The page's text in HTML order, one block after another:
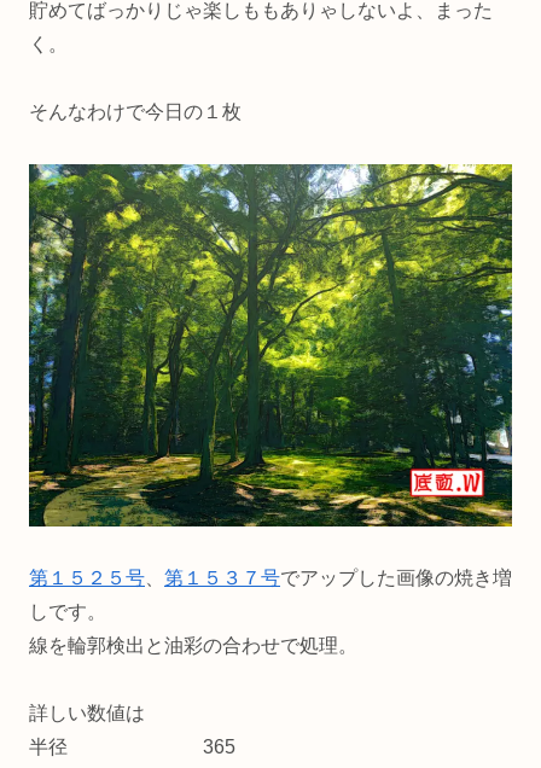
貯めてばっかりじゃ楽しももありゃしないよ、まった
く。
そんなわけで今日の１枚
第１５２５号 第１５３７号でアップした画像の焼き増
しです。
線を輪郭検出と油彩の合わせで処理。
詳しい数値は
半径 365